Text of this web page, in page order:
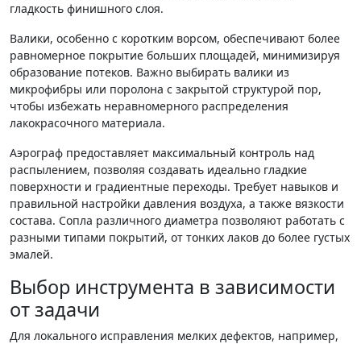
гладкость финишного слоя.
Валики, особенно с коротким ворсом, обеспечивают более
равномерное покрытие больших площадей, минимизируя
образование потеков. Важно выбирать валики из
микрофибры или поролона с закрытой структурой пор,
чтобы избежать неравномерного распределения
лакокрасочного материала.
Аэрограф предоставляет максимальный контроль над
распылением, позволяя создавать идеально гладкие
поверхности и градиентные переходы. Требует навыков и
правильной настройки давления воздуха, а также вязкости
состава. Сопла различного диаметра позволяют работать с
разными типами покрытий, от тонких лаков до более густых
эмалей.
Выбор инструмента в зависимости
от задачи
Для локального исправления мелких дефектов, например,